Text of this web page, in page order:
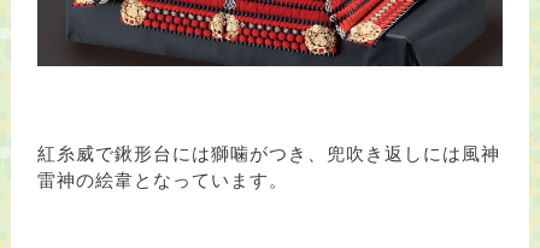
紅糸威で鍬形台には獅噛がつき、兜吹き返しには風神
雷神の絵韋となっています。